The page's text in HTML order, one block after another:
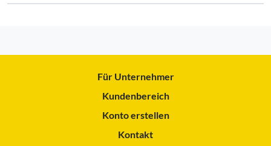
Für Unternehmer
Kundenbereich
Konto erstellen
Kontakt